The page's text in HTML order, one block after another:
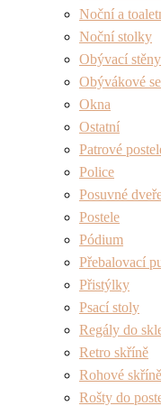
Noční a
Noční stolky
Obývací stěny
Obývákové
Okna
Ostatní
Patrové
Police
Posuvné
Postele
Pódium
Přebalovací
Přistýlky
Psací stoly
Regály do
Retro skříně
Rohové skříně
Rošty do